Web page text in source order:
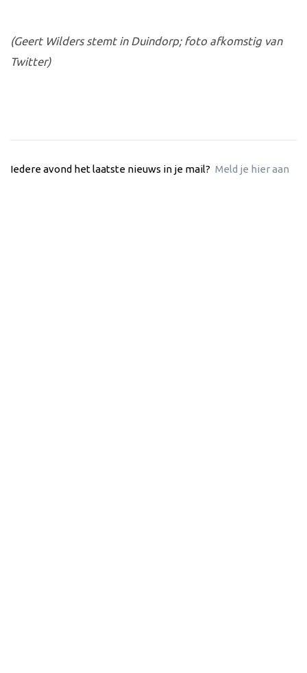
(Geert Wilders stemt in Duindorp; foto afkomstig van
Twitter)
Iedere avond het laatste nieuws in je mail? Meld je hier aan